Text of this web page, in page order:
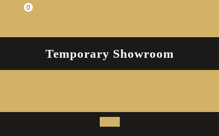
Einkaufswagen
0
Temporary Showroom
Open